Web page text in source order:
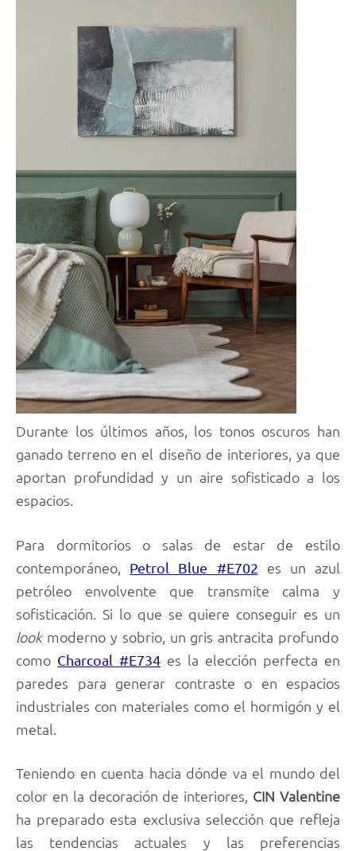
Durante los últimos años, los tonos oscuros han
ganado terreno en el diseño de interiores, ya que
aportan profundidad y un aire sofisticado a los
espacios.
Para dormitorios o salas de estar de estilo
contemporáneo, Petrol Blue #E702 es un azul
petróleo envolvente que transmite calma y
sofisticación. Si lo que se quiere conseguir es un
lookmoderno y sobrio, un gris antracita profundo
como Charcoal #E734 es la elección perfecta en
paredes para generar contraste o en espacios
industriales con materiales como el hormigón y el
metal.
Teniendo en cuenta hacia dónde va el mundo del
color en la decoración de interiores, CIN Valentine
ha preparado esta exclusiva selección que refleja
las tendencias actuales y las preferencias